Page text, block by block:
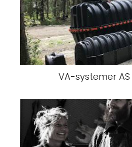
VA-systemer